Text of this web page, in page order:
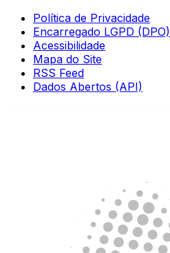
Política de Privacidade
Encarregado LGPD (DPO)
Acessibilidade
Mapa do Site
RSS Feed
Dados Abertos (API)